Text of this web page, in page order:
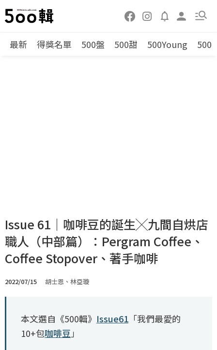
最新 得獎名單 500盤 500甜 500Young 500
Issue 61｜咖啡豆的誕生╳九間自烘店
職人（中部篇）：Pergram Coffee、
Coffee Stopover、著手咖啡
2022/07/15 胡士恩、林亞璇
本文選自《500輯》 Issue61「我們最愛的
10+包咖啡豆 」